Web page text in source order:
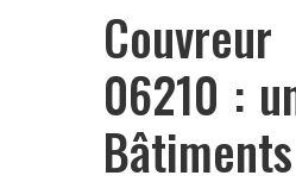
06210 :